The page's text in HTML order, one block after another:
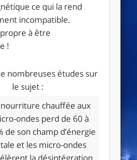
ce qui la rend
incompatible.
à être
!
nombreuses études sur
le sujet :
nourriture chauffée aux
ondes perd de 60 à
de son champ d’énergie
et les micro-ondes